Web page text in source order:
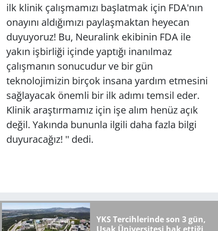
ilk klinik çalışmamızı başlatmak için FDA'nın
onayını aldığımızı paylaşmaktan heyecan
duyuyoruz! Bu, Neuralink ekibinin FDA ile
yakın işbirliği içinde yaptığı inanılmaz
çalışmanın sonucudur ve bir gün
teknolojimizin birçok insana yardım etmesini
sağlayacak önemli bir ilk adımı temsil eder.
Klinik araştırmamız için işe alım henüz açık
değil. Yakında bununla ilgili daha fazla bilgi
duyuracağız! '' dedi.
YKS Tercihlerinde son 3 gün,